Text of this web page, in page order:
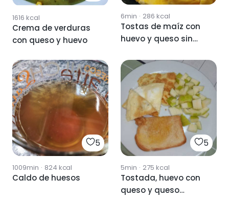
1616 kcal
Crema de verduras
con queso y huevo
6min · 286 kcal
Tostas de maíz con
huevo y queso sin
5
1009min · 824 kcal
Caldo de huesos
5
5min · 275 kcal
Tostada, huevo con
queso y queso